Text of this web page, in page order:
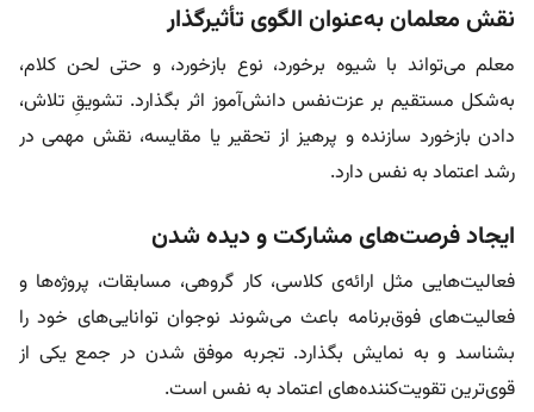
نقش معلمان به‌عنوان الگوی تأثیرگذار
معلم می‌تواند با شیوه برخورد، نوع بازخورد، و حتی لحن کلام،
به‌شکل مستقیم بر عزت‌نفس دانش‌آموز اثر بگذارد. تشویقِ تلاش،
دادن بازخورد سازنده و پرهیز از تحقیر یا مقایسه، نقش مهمی در
رشد اعتماد به نفس دارد.
ایجاد فرصت‌های مشارکت و دیده شدن
فعالیت‌هایی مثل ارائه‌ی کلاسی، کار گروهی، مسابقات، پروژه‌ها و
فعالیت‌های فوق‌برنامه باعث می‌شوند نوجوان توانایی‌های خود را
بشناسد و به نمایش بگذارد. تجربه موفق‌ شدن در جمع یکی از
قوی‌ترین تقویت‌کننده‌های اعتماد به نفس است.